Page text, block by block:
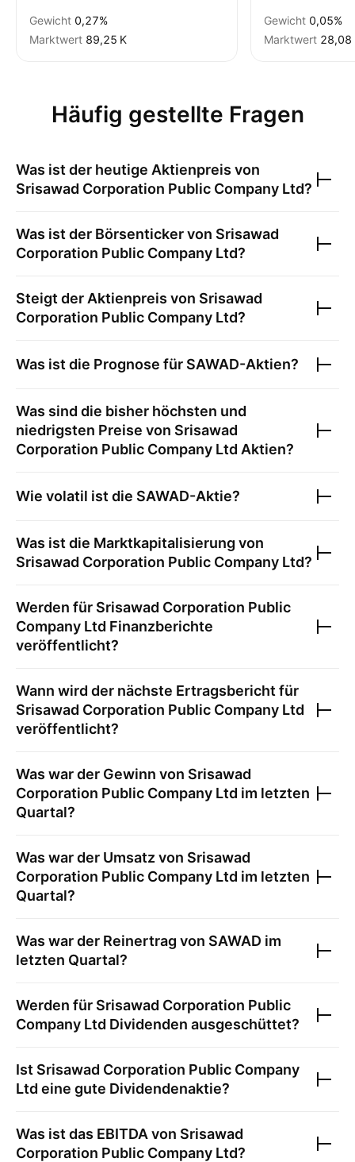
Gewicht 0,27%
Marktwert ‪89,25 K‬
Gewicht 0,05%
Marktwert ‪28,08
Häufig gestellte Fragen
Was ist der heutige Aktienpreis von
Srisawad Corporation Public Company Ltd?
Was ist der Börsenticker von Srisawad
Corporation Public Company Ltd?
Steigt der Aktienpreis von Srisawad
Corporation Public Company Ltd?
Was ist die Prognose für SAWAD-Aktien?
Was sind die bisher höchsten und
niedrigsten Preise von Srisawad
Corporation Public Company Ltd Aktien?
Wie volatil ist die SAWAD-Aktie?
Was ist die Marktkapitalisierung von
Srisawad Corporation Public Company Ltd?
Werden für Srisawad Corporation Public
Company Ltd Finanzberichte
veröffentlicht?
Wann wird der nächste Ertragsbericht für
Srisawad Corporation Public Company Ltd
veröffentlicht?
Was war der Gewinn von Srisawad
Corporation Public Company Ltd im letzten
Quartal?
Was war der Umsatz von Srisawad
Corporation Public Company Ltd im letzten
Quartal?
Was war der Reinertrag von SAWAD im
letzten Quartal?
Werden für Srisawad Corporation Public
Company Ltd Dividenden ausgeschüttet?
Ist Srisawad Corporation Public Company
Ltd eine gute Dividendenaktie?
Was ist das EBITDA von Srisawad
Corporation Public Company Ltd?